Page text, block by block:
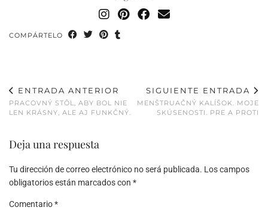
COMPÁRTELO
ENTRADA ANTERIOR
PRACOVNÝ STÔL, ABY BOL NIE
LEN KRÁSNY, ALE AJ FUNKČNÝ.
SIGUIENTE ENTRADA
MENŠTRUAČNÝ KALÍŠOK. MOJE
SKÚSENOSTI. PRE A PROTI
Deja una respuesta
Tu dirección de correo electrónico no será publicada. Los campos
obligatorios están marcados con *
Comentario*